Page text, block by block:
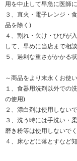
用を中止して早急に医師
３、直火・電子レンジ・
品を除く)
４、割れ・欠け・ひびが
して、早めに当店まで相談
５、過剰な重さがかかる
～商品をより末永くお使
１、食器用洗剤以外での
の使用)
２、漂白剤は使用しない
３、洗う時には手洗い・
磨き粉等は使用しないでく
４、床などに落とすなど